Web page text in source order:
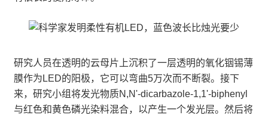
研究人员在透明的云母片上沉积了一层透明的氧化铟锡薄
膜作为LED的阳极，它可以弯曲5万次而不断裂。接下
来，研究小组将发光物质N,N'-dicarbazole-1,1'-biphenyl
与红色和黄色磷光染料混合，以产生一个发光层。然后将